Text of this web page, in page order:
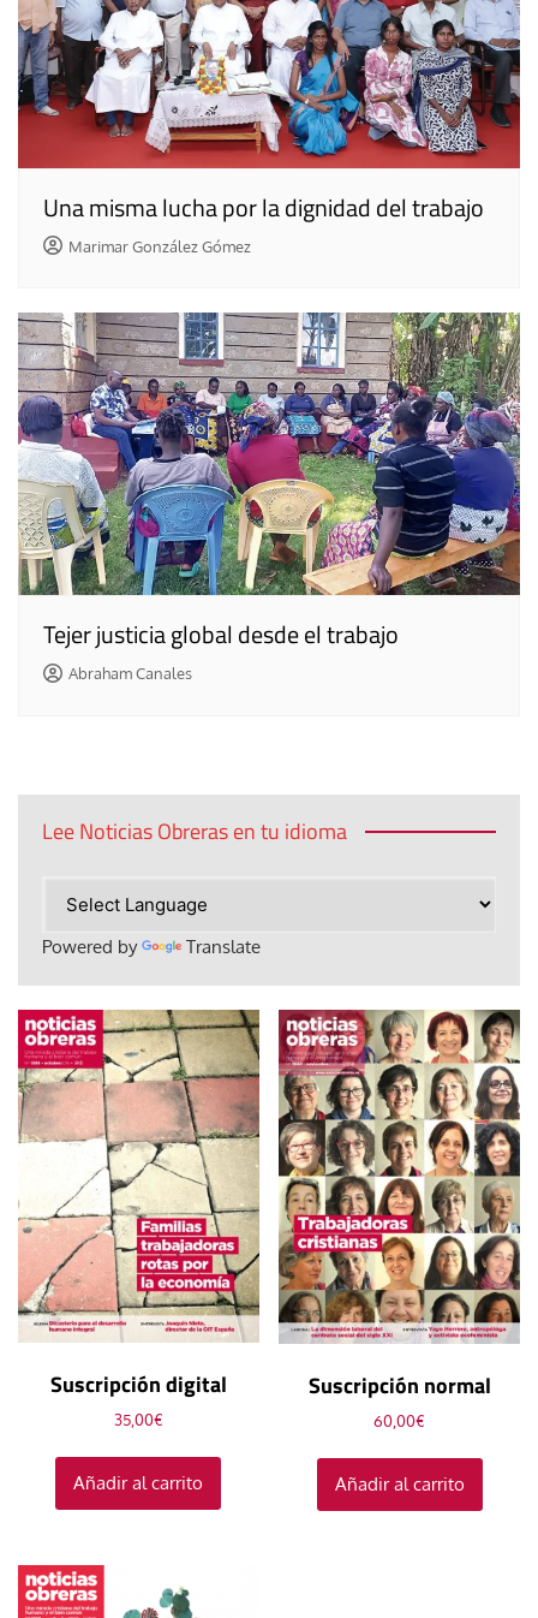
Una misma lucha por la dignidad del trabajo
Marimar González Gómez
Tejer justicia global desde el trabajo
Abraham Canales
Lee Noticias Obreras en tu idioma
Powered by Translate
Suscripción digital
35,00€
Añadir al carrito
Suscripción normal
60,00€
Añadir al carrito